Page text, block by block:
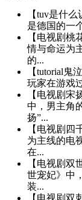
【tuv是什么
是德国的一
【电视剧桃
情与命运为
的...
【tutorial鬼
玩家在游戏
【电视剧宋
中，男主角
扬”...
【电视剧
为主线的电
在...
【电视剧双
世宠妃》中
装...
【电视剧双